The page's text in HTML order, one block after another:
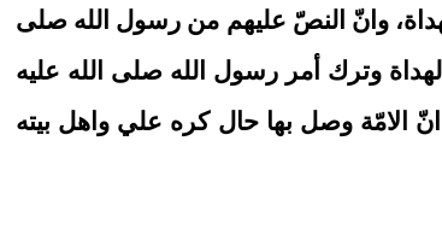
وانّ النصّ عليهم من رسول الله صلى
وترك أمر رسول الله صلى الله عليه
انّ الامّة وصل بها حال كره علي واهل بيته